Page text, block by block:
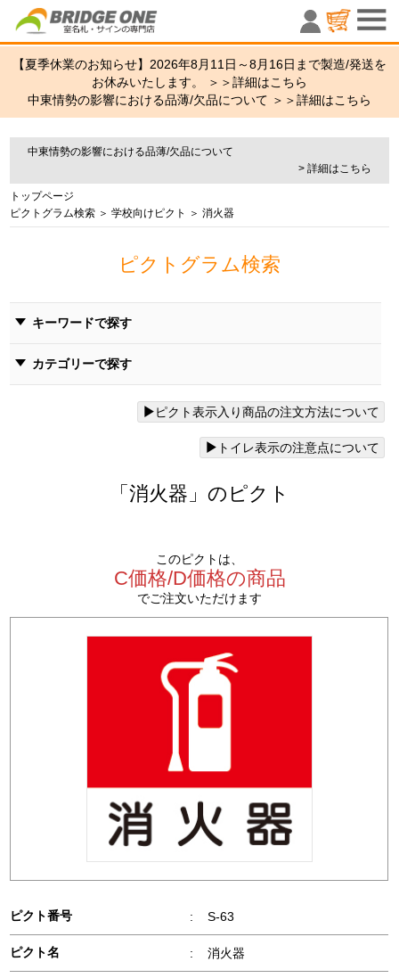
室名札・
【夏季休業のお知らせ】2026年8月11日～8月16日まで製造/発送を
お休みいたします。 ＞＞詳細はこちら
中東情勢の影響における品薄/欠品について ＞＞詳細はこちら
中東情勢の影響における品薄/欠品について
> 詳細はこちら
トップページ
ピクトグラム検索 ＞ 学校向けピクト ＞ 消火器
ピクトグラム検索
キーワードで探す
カテゴリーで探す
ピクト表示入り商品の注文方法について
トイレ表示の注意点について
「消火器」のピクト
このピクトは、
C価格/D価格の商品
でご注文いただけます
ピクト番号 : S-63
ピクト名 : 消火器